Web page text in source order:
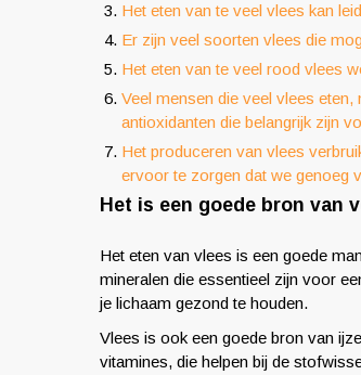
Het eten van te veel vlees kan
Er zijn veel soorten vlees die
Het eten van te veel rood vlees
Veel mensen die veel vlees
antioxidanten die belangrijk zijn
Het produceren van vlees
ervoor te zorgen dat we genoeg
Het is een goede bron van
Het eten van vlees is een goede
mineralen die essentieel zijn voor
je lichaam gezond te houden.
Vlees is ook een goede bron van
vitamines, die helpen bij de